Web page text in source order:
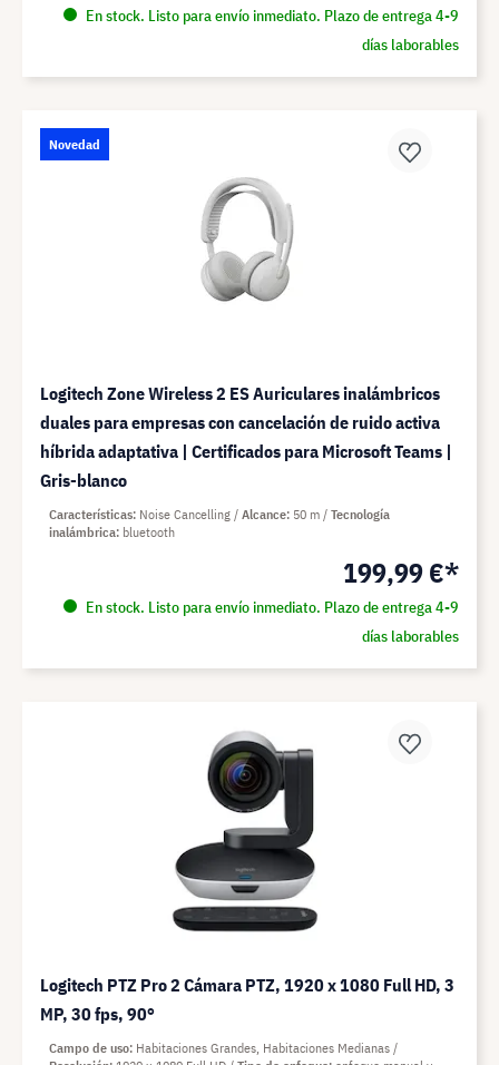
En stock. Listo para envío inmediato. Plazo de entrega 4-9
días laborables
Novedad
Logitech Zone Wireless 2 ES Auriculares inalámbricos
duales para empresas con cancelación de ruido activa
híbrida adaptativa | Certificados para Microsoft Teams |
Gris-blanco
199,99 €*
En stock. Listo para envío inmediato. Plazo de entrega 4-9
días laborables
Características Noise Cancelling Alcance 50 m
Tecnología
inalámbrica bluetooth
Logitech PTZ Pro 2 Cámara PTZ, 1920 x 1080 Full HD, 3
MP, 30 fps, 90°
Campo de uso Habitaciones Grandes, Habitaciones Medianas